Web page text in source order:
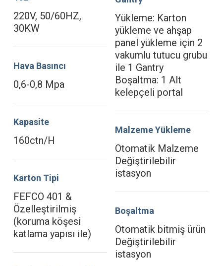
220V, 50/60HZ,
30KW
Hava Basıncı
0,6-0,8 Mpa
Kapasite
160ctn/H
Karton Tipi
FEFCO 401 &
Özelleştirilmiş
(koruma köşesi
katlama yapısı ile)
Yükleme: Karton
yükleme ve ahşap
panel yükleme için 2
vakumlu tutucu grubu
ile 1 Gantry
Boşaltma: 1 Alt
kelepçeli portal
Malzeme Yükleme
Otomatik Malzeme
Değiştirilebilir
istasyon
Boşaltma
Otomatik bitmiş ürün
Değiştirilebilir
istasyon